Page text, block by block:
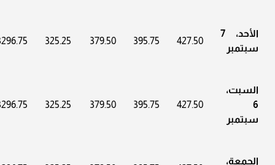
الأحد، 7
سبتمبر
427.50
395.75
379.50
325.25
السبت،
6
سبتمبر
427.50
395.75
379.50
325.25
الجمعة،